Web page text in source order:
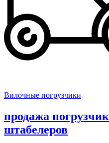
Вилочные погрузчики
продажа
штабелеров